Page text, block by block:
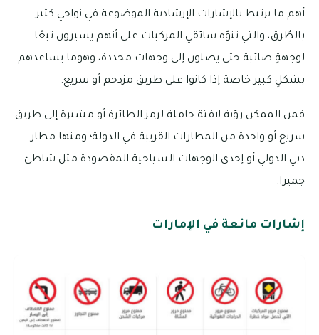
أهم ما يرتبط بالإشارات الإرشادية الموضوعة في نواحي كثير
بالطُرق، والتي تنوّه سائقي المركبات على أنهم يسيرون تبعًا
لوجهةٍ صائبة حتى يصلون إلى وجهات محددة، وهوما يساعدهم
بشكلٍ كبير خاصة إذا كانوا على طريق مزدحم أو سريع.
فمن الممكن رؤية لافتة حاملة لرمز الطائرة أو مشيرة إلى طريق
سريع أو واحدة من المطارات القريبة في الدولة؛ ومنها مطار
دبي الدولي أو إحدى الوجهات السياحية المقصودة مثل شاطئ
جميرا.
إشارات مانعة في الإمارات